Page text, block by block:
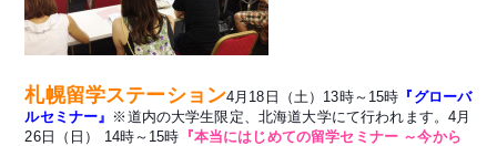
札幌留学ステーション4月18日（土）13時～15時 『グローバ
ルセミナー』 ※道内の大学生限定、北海道大学にて行われます。4月
26日（日） 14時～15時 『本当にはじめての留学セミナー ～今から